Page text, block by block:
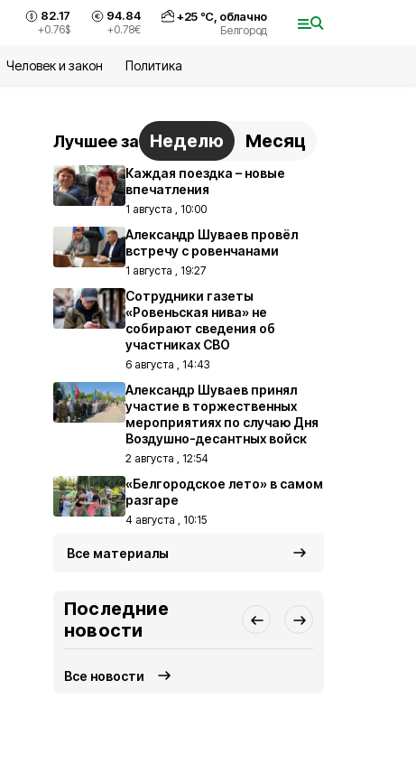
82.17
+0.76$
94.84
+0.78€
+25°С, облачно
Белгород
Человек и закон Политика
Лучшее за Неделю Месяц
Каждая поездка – новые
впечатления
1 августа , 10:00
Александр Шуваев провёл
встречу с ровенчанами
1 августа , 19:27
Сотрудники газеты
«Ровеньская нива» не
собирают сведения об
участниках СВО
6 августа , 14:43
Александр Шуваев принял
участие в торжественных
мероприятиях по случаю Дня
Воздушно-десантных войск
2 августа , 12:54
«Белгородское лето» в самом
разгаре
4 августа , 10:15
Все материалы
Последние
новости
Все новости